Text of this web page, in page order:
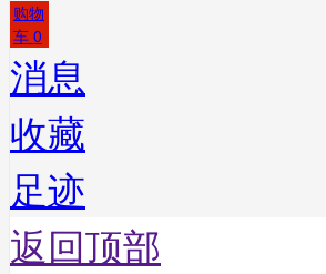
购物
车 0
消息
收藏
足迹
返回顶部